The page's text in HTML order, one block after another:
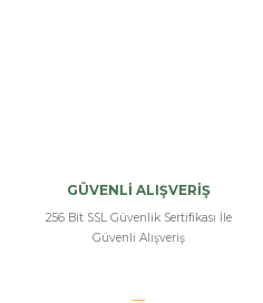
GÜVENLİ ALIŞVERİŞ
256 Bit SSL Güvenlik Sertifikası İle
Güvenli Alışveriş